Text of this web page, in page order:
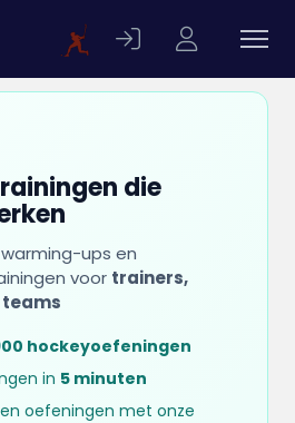
die
ups en
voor trainers,
teams
hockeyoefeningen
in 5 minuten
oefeningen met onze